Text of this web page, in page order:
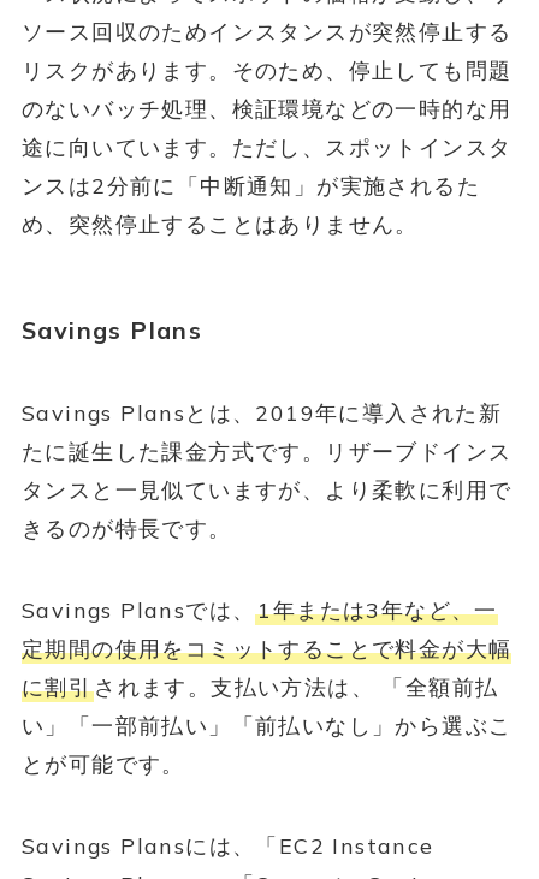
ソース回収のためインスタンスが突然停止する
リスクがあります。そのため、停止しても問題
のないバッチ処理、検証環境などの一時的な用
途に向いています。ただし、スポットインスタ
ンスは2分前に「中断通知」が実施されるた
め、突然停止することはありません。
Savings Plans
Savings Plansとは、2019年に導入された新
たに誕生した課金方式です。リザーブドインス
タンスと一見似ていますが、より柔軟に利用で
きるのが特長です。
Savings Plansでは、1年または3年など、一
定期間の使用をコミットすることで料金が大幅
に割引されます。支払い方法は、 「全額前払
い」「一部前払い」「前払いなし」から選ぶこ
とが可能です。
Savings Plansには、「EC2 Instance